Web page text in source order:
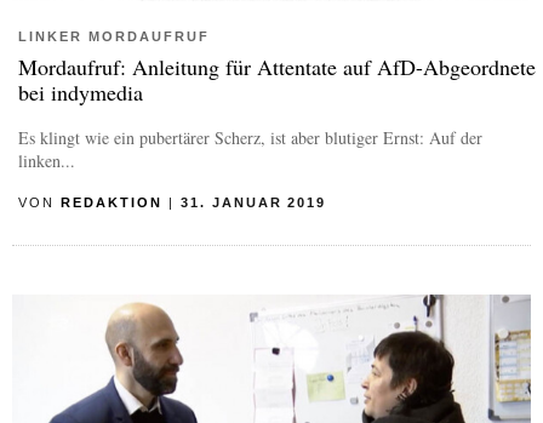
LINKER MORDAUFRUF
Mordaufruf: Anleitung für Attentate auf AfD-Abgeordnete
bei indymedia
Es klingt wie ein pubertärer Scherz, ist aber blutiger Ernst: Auf der
linken...
VON REDAKTION | 31. JANUAR 2019